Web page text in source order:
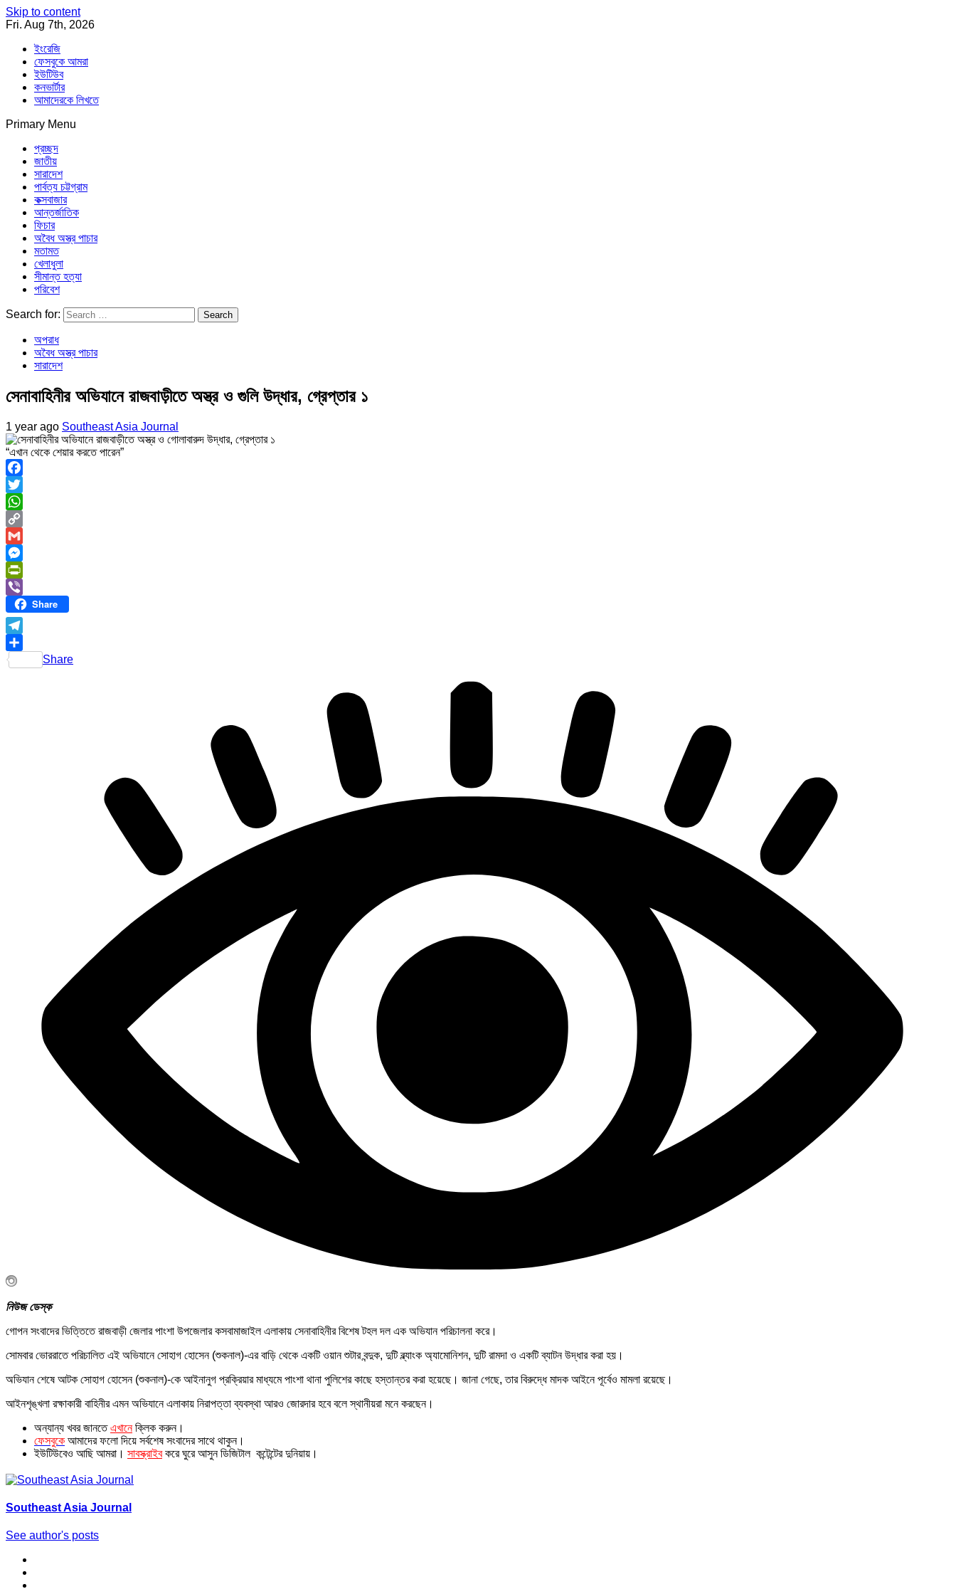
Skip to content
Fri. Aug 7th, 2026
ইংরেজি
ফেসবুকে আমরা
ইউটিউব
কনভার্টার
আমাদেরকে লিখতে
Primary Menu
Southeast Asia Journal
প্রচ্ছদ
জাতীয়
সারাদেশ
পার্বত্য চট্টগ্রাম
কক্সবাজার
আন্তর্জাতিক
ফিচার
অবৈধ অস্ত্র পাচার
মতামত
খেলাধুলা
সীমান্ত হত্যা
পরিবেশ
Search for:
অপরাধ
অবৈধ অস্ত্র পাচার
সারাদেশ
সেনাবাহিনীর অভিযানে রাজবাড়ীতে অস্ত্র ও গুলি উদ্ধার, গ্রেপ্তার ১
1 year ago Southeast Asia Journal
“এখান থেকে শেয়ার করতে পারেন”
Facebook
Twitter
WhatsApp
Copy
Link
Gmail
Messenger
PrintFriendly
ViberShare
Telegram
Share
নিউজ ডেস্ক
গোপন সংবাদের ভিত্তিতে রাজবাড়ী জেলার পাংশা উপজেলার কসবামাজাইল এলাকায় সেনাবাহিনীর বিশেষ টহল দল এক অভিযান পরিচালনা করে।
সোমবার ভোররাতে পরিচালিত এই অভিযানে সোহাগ হোসেন (শুকনাল)-এর বাড়ি থেকে একটি ওয়ান শুটার বন্দুক, দুটি ব্ল্যাংক অ্যামোনিশন, দুটি রামদা ও একটি ব্যাটন উদ্ধার করা হয়।
অভিযান শেষে আটক সোহাগ হোসেন (শুকনাল)-কে আইনানুগ প্রক্রিয়ার মাধ্যমে পাংশা থানা পুলিশের কাছে হস্তান্তর করা হয়েছে। জানা গেছে, তার বিরুদ্ধে মাদক আইনে পূর্বেও মামলা রয়েছে।
আইনশৃঙ্খলা রক্ষাকারী বাহিনীর এমন অভিযানে এলাকায় নিরাপত্তা ব্যবস্থা আরও জোরদার হবে বলে স্থানীয়রা মনে করছেন।
অন্যান্য খবর জানতে এখানে ক্লিক করুন।
ফেসবুকে আমাদের ফলো দিয়ে সর্বশেষ সংবাদের সাথে থাকুন।
ইউটিউবেও আছি আমরা। সাবস্ক্রাইব করে ঘুরে আসুন ডিজিটাল কন্টেন্টের দুনিয়ায়।
Southeast Asia Journal
See author's posts